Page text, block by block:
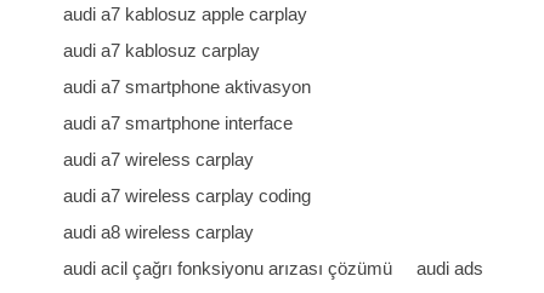
audi a7 kablosuz apple carplay
audi a7 kablosuz carplay
audi a7 smartphone aktivasyon
audi a7 smartphone interface
audi a7 wireless carplay
audi a7 wireless carplay coding
audi a8 wireless carplay
audi acil çağrı fonksiyonu arızası çözümü
audi ads